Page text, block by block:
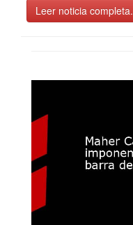
Leer noticia completa.